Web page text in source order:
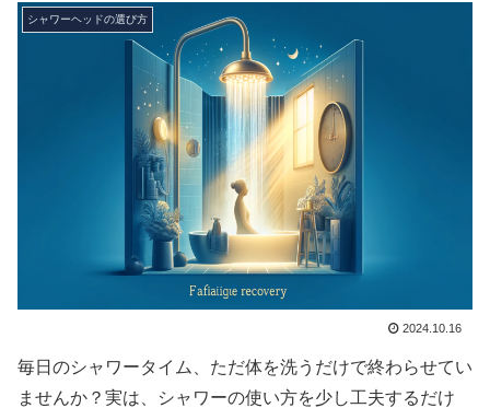
シャワーヘッドの選び方
2024.10.16
毎日のシャワータイム、ただ体を洗うだけで終わらせてい
ませんか？実は、シャワーの使い方を少し工夫するだけ